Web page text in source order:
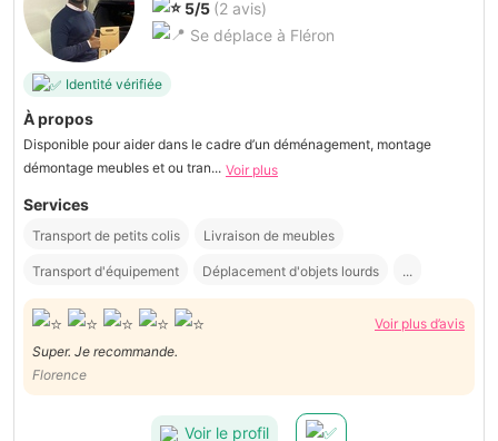
5/5 (2 avis)
Se déplace à Fléron
Identité vérifiée
À propos
Disponible pour aider dans le cadre d’un déménagement, montage
démontage meubles et ou tran... Voir plus
Services
Transport de petits colis Livraison de meubles
Transport d'équipement Déplacement d'objets lourds ...
Voir plus d’avis
Super. Je recommande.
Florence
Voir le profil